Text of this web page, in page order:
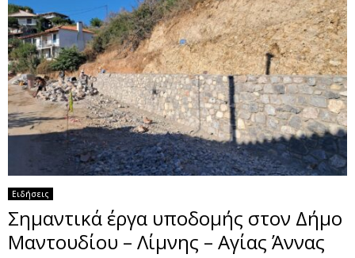
Ειδήσεις
Σημαντικά έργα υποδομής στον Δήμο
Μαντουδίου – Λίμνης – Αγίας Άννας